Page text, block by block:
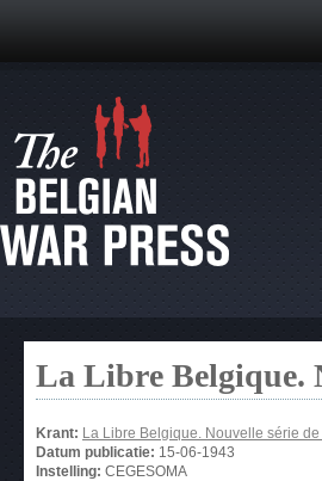
La Libre Belgique.
Krant: La Libre Belgique. Nouvelle série
Datum publicatie: 15-06-1943
Instelling: CEGESOMA